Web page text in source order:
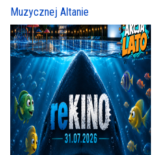
Muzycznej Altanie